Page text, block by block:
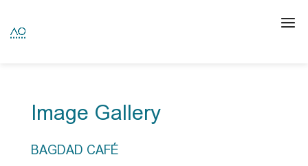
Image Gallery
BAGDAD CAFÉ